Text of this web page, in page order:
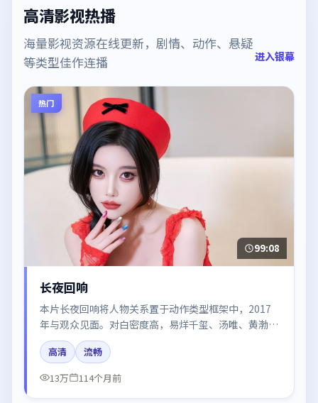
高清影视热播
海量影视资源在线更新，剧情、动作、悬疑
等类型佳作连播
进入银幕
热门
99:08
长夜回响
本片长夜回响将人物关系置于动作类型框架中，2017
年与观众见面。对白密度高，易烊千玺、汤唯、黄渤、
白宇、廖凡的台词节奏值得关注；整体气质偏中国大陆
都市与冷色调摄影。
高清
流畅
13万
114个月前